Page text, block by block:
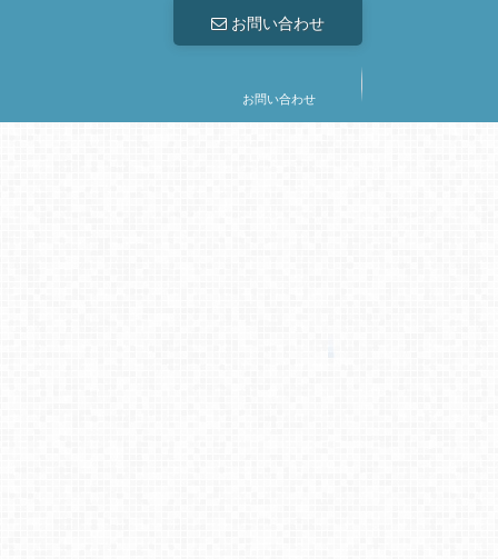
お問い合わせ
お問い合わせ